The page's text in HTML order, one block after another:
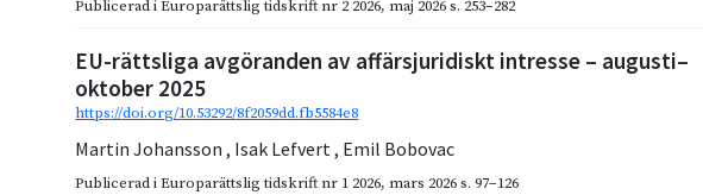
Publicerad iEuroparättslig tidskrift nr 2 2026, maj 2026 s. 253–282
EU-rättsliga avgöranden av affärsjuridiskt intresse – augusti–
oktober 2025
https://doi.org/10.53292/8f2059dd.fb5584e8
Martin Johansson, Isak Lefvert, Emil Bobovac
Publicerad iEuroparättslig tidskrift nr 1 2026, mars 2026 s. 97–126